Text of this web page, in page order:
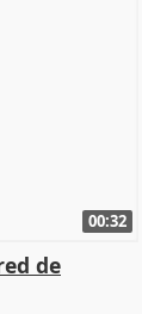
00:32
de